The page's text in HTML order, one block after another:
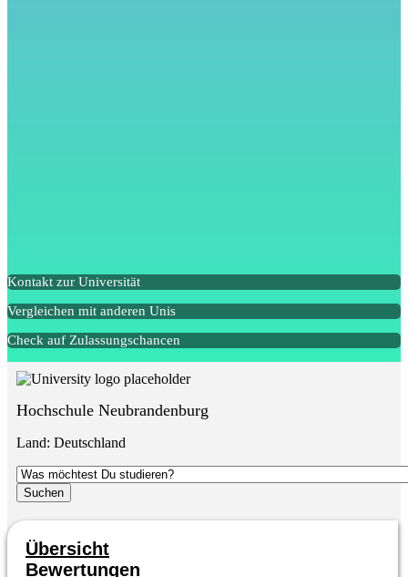
Kontakt zur Universität
Vergleichen mit anderen Unis
Check auf Zulassungschancen
Hochschule Neubrandenburg
Land: Deutschland
Übersicht
Bewertungen